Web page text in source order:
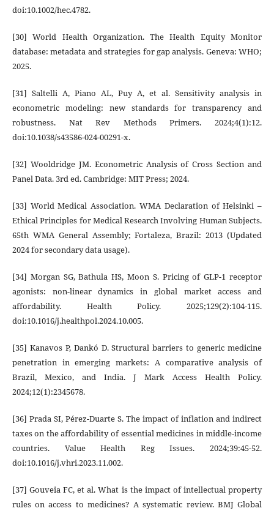
doi:10.1002/hec.4782.
[30] World Health Organization. The Health Equity Monitor
database: metadata and strategies for gap analysis. Geneva: WHO;
2025.
[31] Saltelli A, Piano AL, Puy A, et al. Sensitivity analysis in
econometric modeling: new standards for transparency and
robustness. Nat Rev Methods Primers. 2024;4(1):12.
doi:10.1038/s43586-024-00291-x.
[32] Wooldridge JM. Econometric Analysis of Cross Section and
Panel Data. 3rd ed. Cambridge: MIT Press; 2024.
[33] World Medical Association. WMA Declaration of Helsinki –
Ethical Principles for Medical Research Involving Human Subjects.
65th WMA General Assembly; Fortaleza, Brazil: 2013 (Updated
2024 for secondary data usage).
[34] Morgan SG, Bathula HS, Moon S. Pricing of GLP-1 receptor
agonists: non-linear dynamics in global market access and
affordability. Health Policy. 2025;129(2):104-115.
doi:10.1016/j.healthpol.2024.10.005.
[35] Kanavos P, Dankó D. Structural barriers to generic medicine
penetration in emerging markets: A comparative analysis of
Brazil, Mexico, and India. J Mark Access Health Policy.
2024;12(1):2345678.
[36] Prada SI, Pérez-Duarte S. The impact of inflation and indirect
taxes on the affordability of essential medicines in middle-income
countries. Value Health Reg Issues. 2024;39:45-52.
doi:10.1016/j.vhri.2023.11.002.
[37] Gouveia FC, et al. What is the impact of intellectual property
rules on access to medicines? A systematic review. BMJ Global